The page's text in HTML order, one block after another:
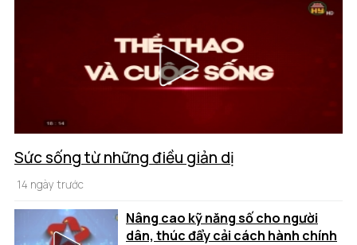
Sức sống từ những điều giản dị
14 ngày trước
Nâng cao kỹ năng số cho người
dân, thúc đẩy cải cách hành chính